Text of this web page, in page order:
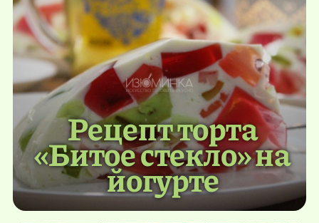
Рецепт торта
«Битое стекло» на
йогурте